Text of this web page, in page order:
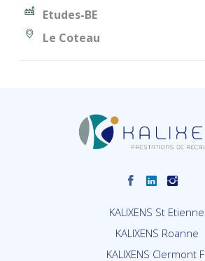
Etudes-BE
Le Coteau
KALIXENS St Etienne
KALIXENS Roanne
KALIXENS Clermont F.